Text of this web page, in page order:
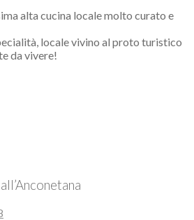
alta cucina locale molto curato e
locale vivino al proto turistico
da vivere!